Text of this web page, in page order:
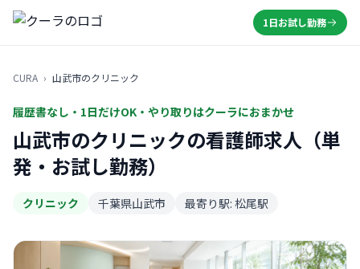
1日お試し勤務
CURA › 山武市のクリニック
履歴書なし・1日だけOK・やり取りはクーラにおまかせ
山武市のクリニックの看護師求人（単
発・お試し勤務）
クリニック 千葉県山武市 最寄り駅: 松尾駅